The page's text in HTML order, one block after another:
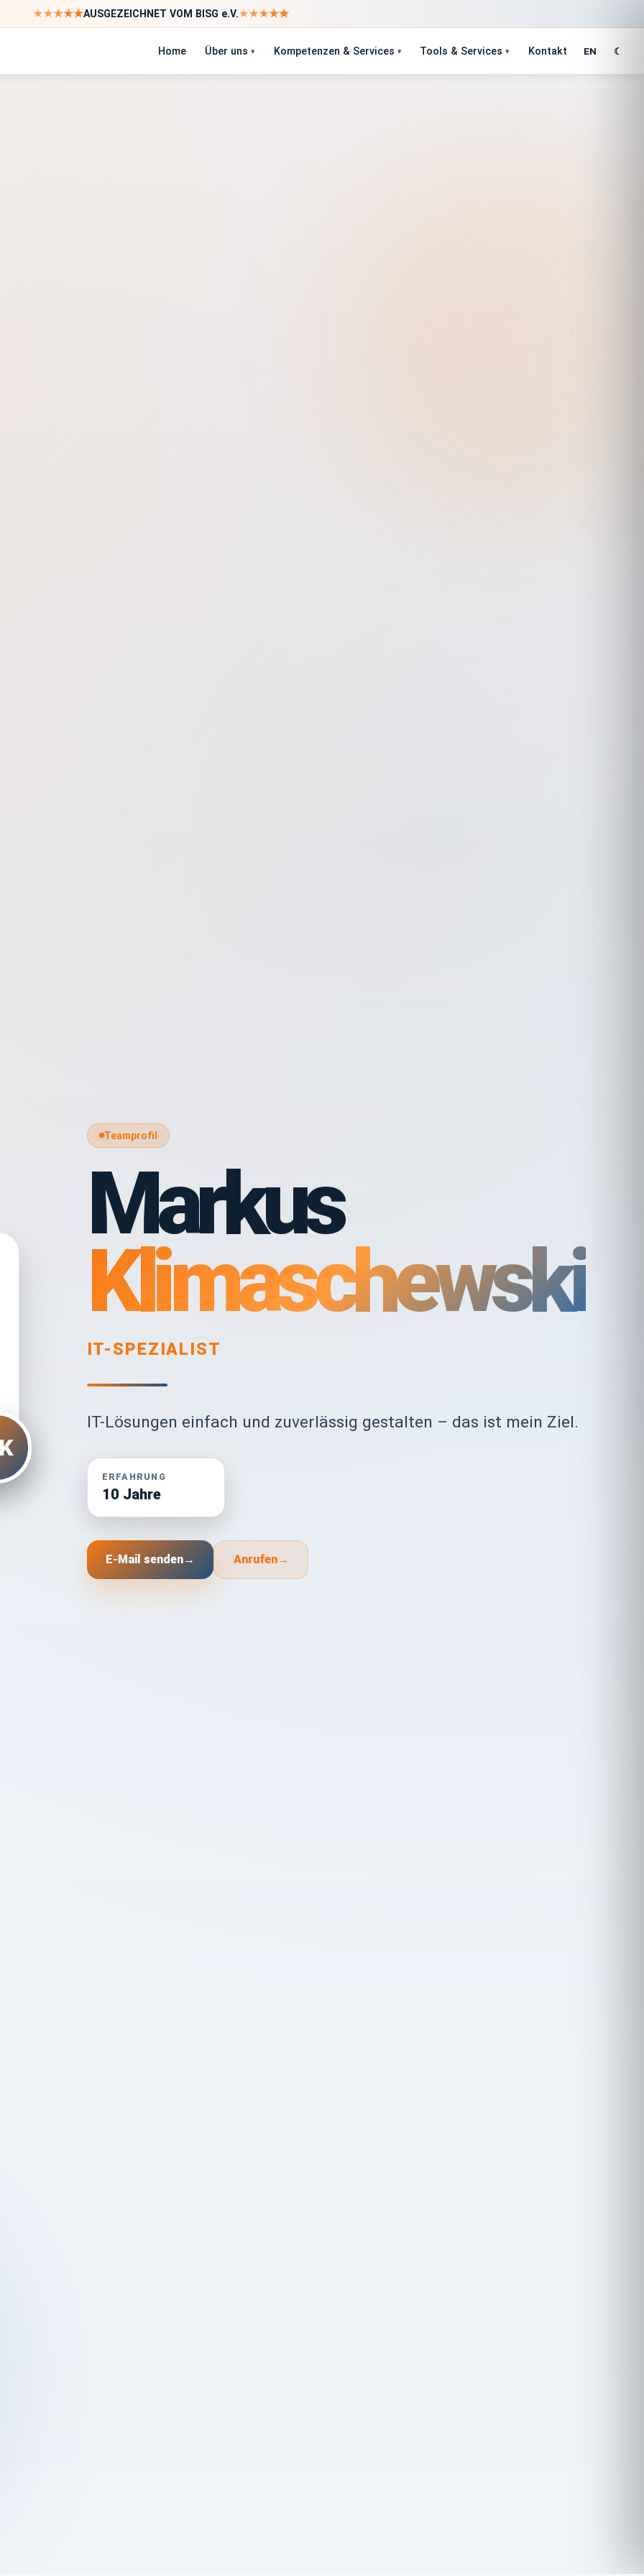
★★★★★AUSGEZEICHNET VOM BISG e.V.★★★★★
Home Über uns Kompetenzen & Services Tools & Services Kontakt EN ☾
Teamprofil
Markus
Klimaschewski
IT-SPEZIALIST
IT-Lösungen einfach und zuverlässig gestalten – das ist mein Ziel.
ERFAHRUNG
10 Jahre
E-Mail senden→ Anrufen→